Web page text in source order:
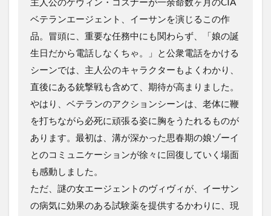
ベテランエージェント、イーサンを演じるこの作
品。冒頭に、重要な任務中にも関わらず、「娘の誕
生日だから電話しなくちゃ。」と公衆電話をかける
シーンでは、主人公のキャラクターもよくわかり、
直後にある銃撃戦も含めて、期待が高まりました。
やはり、ベテランのアクションシーンは、老体に鞭
を打ちながら必死に頑張る姿に胸をうたれるものが
あります。最初は、溝が深かった思春期の娘ゾーイ
とのコミュニケーションが徐々に回復していく場面
も感動しました。
ただ、謎の女エージェントのヴィヴィが、イーサン
の病気に効果のある試験薬を提供するかわりに、現